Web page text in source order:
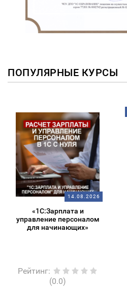
ПОПУЛЯРНЫЕ КУРСЫ
14.08.2026
«1С:Зарплата и
управление персоналом
для начинающих»
Рейтинг:
(0.0)